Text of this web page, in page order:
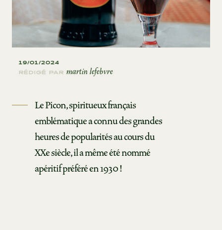
19/01/2024
RÉDIGÉ PAR martin lefebvre
Le Picon, spiritueux français
emblématique a connu des grandes
heures de popularités au cours du
XXe siècle, il a même été nommé
apéritif préféré en 1930 !